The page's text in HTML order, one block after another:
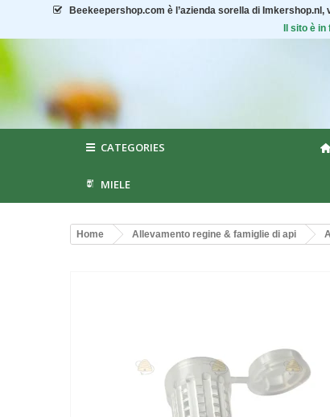
Beekeepershop.com è l’azienda sorella di Imkershop.nl,
Il sito è
CATEGORIES
MIELE
Home Allevamento regine & famiglie di api